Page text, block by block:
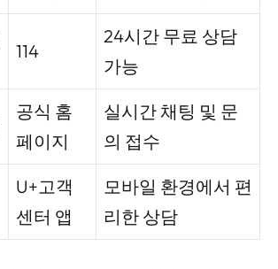
114
24시간 무료 상담
가능
공식 홈
페이지
실시간 채팅 및 문
의 접수
U+고객
센터 앱
모바일 환경에서 편
리한 상담